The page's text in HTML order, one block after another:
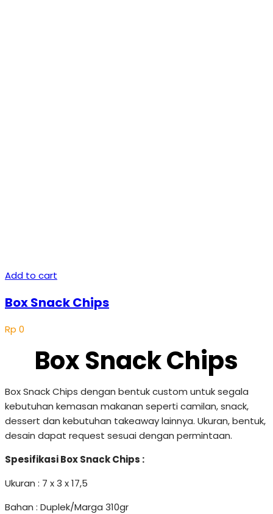
Add to cart
Box Snack Chips
Rp 0
Box Snack Chips
Box Snack Chips dengan bentuk custom untuk segala
kebutuhan kemasan makanan seperti camilan, snack,
dessert dan kebutuhan takeaway lainnya. Ukuran, bentuk,
desain dapat request sesuai dengan permintaan.
Spesifikasi Box Snack Chips :
Ukuran : 7 x 3 x 17,5
Bahan : Duplek/Marga 310gr